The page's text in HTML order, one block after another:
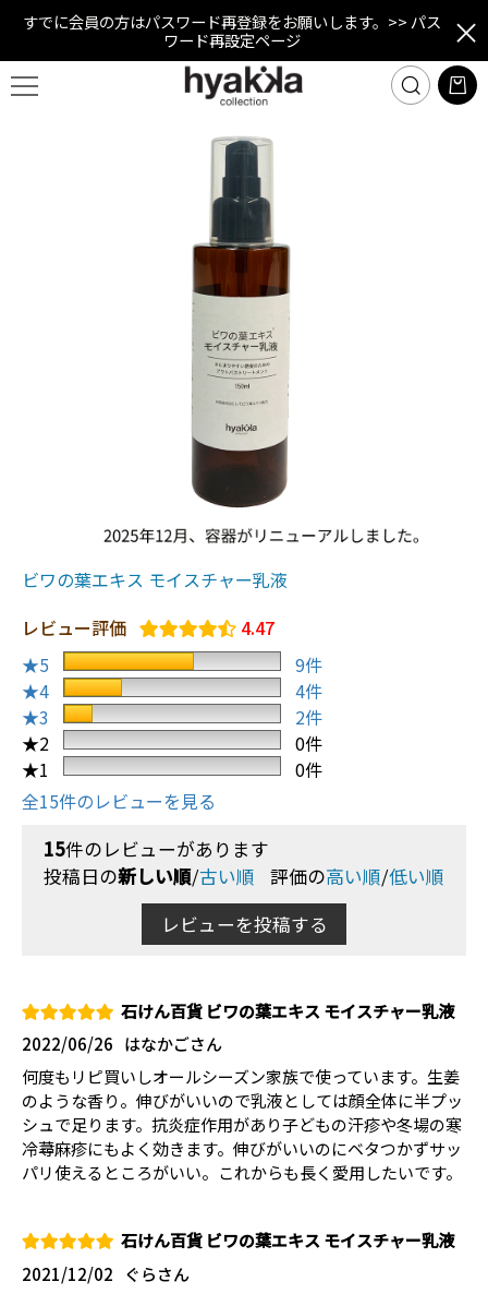
すでに会員の方はパスワード再登録をお願いします。 >> パス
ワード再設定ページ
ビワの葉エキス モイスチャー乳液
レビュー評価
4.47
★5
9件
★4
4件
★3
2件
★2
0件
★1
0件
全15件のレビューを見る
15件のレビューがあります
投稿日の新しい順/古い順 評価の高い順/低い順
レビューを投稿する
石けん百貨 ビワの葉エキス モイスチャー乳液
はなかごさん
2022/06/26
何度もリピ買いしオールシーズン家族で使っています。生姜
のような香り。伸びがいいので乳液としては顔全体に半プッ
シュで足ります。抗炎症作用があり子どもの汗疹や冬場の寒
冷蕁麻疹にもよく効きます。伸びがいいのにベタつかずサッ
パリ使えるところがいい。これからも長く愛用したいです。
石けん百貨 ビワの葉エキス モイスチャー乳液
ぐらさん
2021/12/02